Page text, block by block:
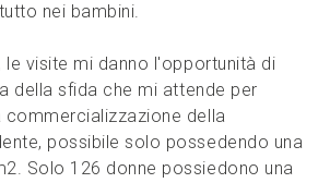
nei bambini.
le visite mi danno l'opportunità di
della sfida che mi attende per
commercializzazione della
possibile solo possedendo una
Solo 126 donne possiedono una